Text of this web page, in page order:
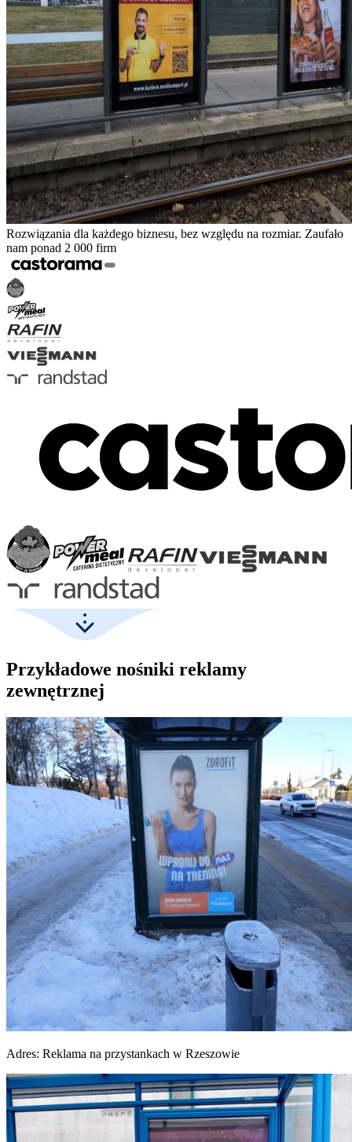
Rozwiązania dla każdego biznesu, bez względu na rozmiar. Zaufało
nam ponad 2 000 firm
Przykładowe nośniki reklamy
zewnętrznej
Adres: Reklama na przystankach w Rzeszowie